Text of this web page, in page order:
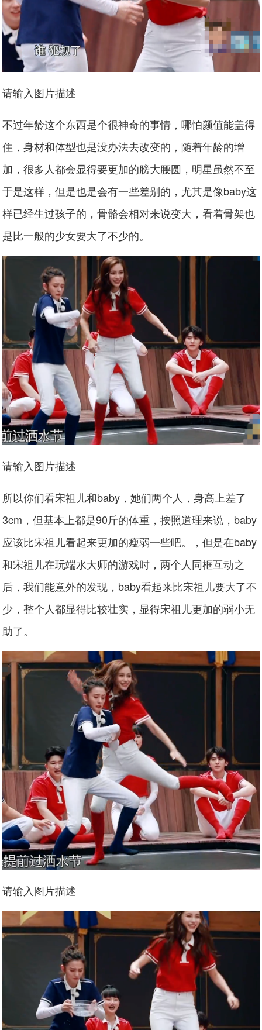
请输入图片描述
不过年龄这个东西是个很神奇的事情，哪怕颜值能盖得
住，身材和体型也是没办法去改变的，随着年龄的增
加，很多人都会显得要更加的膀大腰圆，明星虽然不至
于是这样，但是也是会有一些差别的，尤其是像baby这
样已经生过孩子的，骨骼会相对来说变大，看着骨架也
是比一般的少女要大了不少的。
请输入图片描述
所以你们看宋祖儿和baby，她们两个人，身高上差了
3cm，但基本上都是90斤的体重，按照道理来说，baby
应该比宋祖儿看起来更加的瘦弱一些吧。，但是在baby
和宋祖儿在玩端水大师的游戏时，两个人同框互动之
后，我们能意外的发现，baby看起来比宋祖儿要大了不
少，整个人都显得比较壮实，显得宋祖儿更加的弱小无
助了。
请输入图片描述